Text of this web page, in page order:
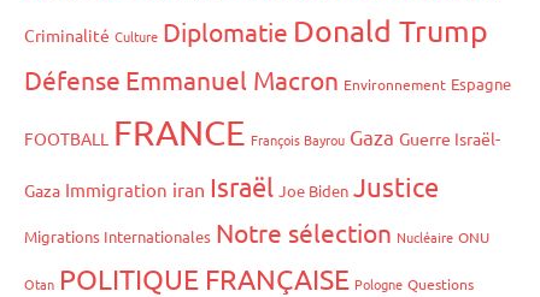
Criminalité Culture Diplomatie Donald Trump
Défense Emmanuel Macron Environnement Espagne
FOOTBALL FRANCE François Bayrou Gaza Guerre Israël-
Gaza Immigration iran Israël Joe Biden Justice
Migrations Internationales Notre sélection Nucléaire ONU
Otan POLITIQUE FRANÇAISE Pologne Questions